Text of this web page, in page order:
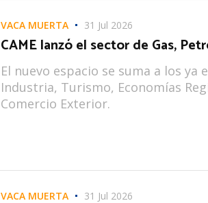
VACA MUERTA 31 Jul 2026
CAME lanzó el sector de Gas,
El nuevo espacio se suma a los ya
Industria, Turismo, Economías
Comercio Exterior.
VACA MUERTA 31 Jul 2026